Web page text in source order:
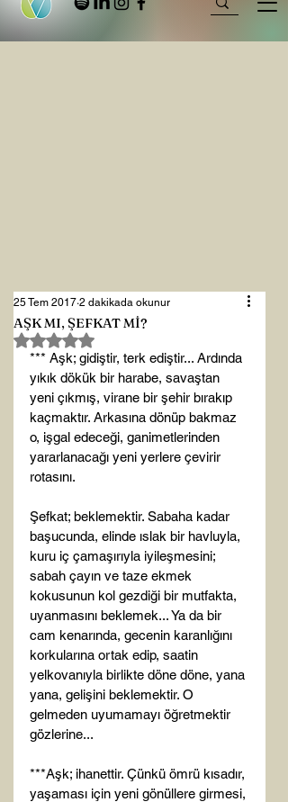
AŞK MI, ŞEFKAT Mİ?
25 Tem 2017 2 dakikada okunur
5 üzerinden NaN yıldız
*** Aşk; gidiştir, terk ediştir... Ardında
yıkık dökük bir harabe, savaştan
yeni çıkmış, virane bir şehir bırakıp
kaçmaktır. Arkasına dönüp bakmaz
o, işgal edeceği, ganimetlerinden
yararlanacağı yeni yerlere çevirir
rotasını.
Şefkat; beklemektir. Sabaha kadar
başucunda, elinde ıslak bir havluyla,
kuru iç çamaşırıyla iyileşmesini;
sabah çayın ve taze ekmek
kokusunun kol gezdiği bir mutfakta,
uyanmasını beklemek... Ya da bir
cam kenarında, gecenin karanlığını
korkularına ortak edip, saatin
yelkovanıyla birlikte döne döne, yana
yana, gelişini beklemektir. O
gelmeden uyumamayı öğretmektir
gözlerine...
***Aşk; ihanettir. Çünkü ömrü kısadır,
yaşaması için yeni gönüllere girmesi,